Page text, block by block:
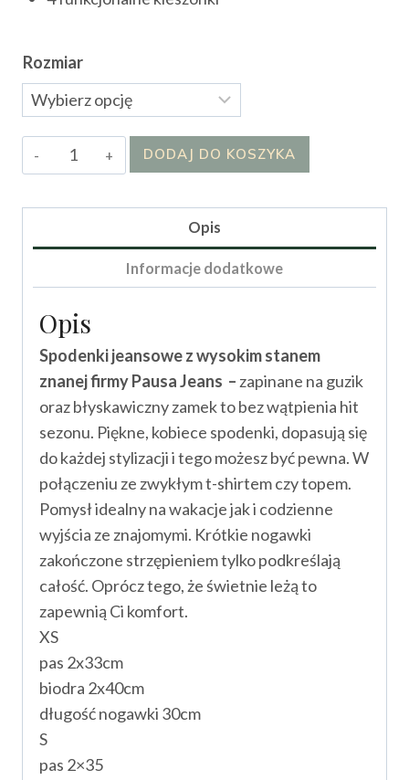
Rozmiar
ilość
Spodenki
DODAJ DO KOSZYKA
Opis
Informacje dodatkowe
Opis
Spodenki jeansowe z wysokim stanem
znanej firmy Pausa Jeans – zapinane na guzik
oraz błyskawiczny zamek to bez wątpienia hit
sezonu. Piękne, kobiece spodenki, dopasują się
do każdej stylizacji i tego możesz być pewna. W
połączeniu ze zwykłym t-shirtem czy topem.
Pomysł idealny na wakacje jak i codzienne
wyjścia ze znajomymi. Krótkie nogawki
zakończone strzępieniem tylko podkreślają
całość. Oprócz tego, że świetnie leżą to
zapewnią Ci komfort.
XS
pas 2x33cm
biodra 2x40cm
długość nogawki 30cm
S
pas 2×35